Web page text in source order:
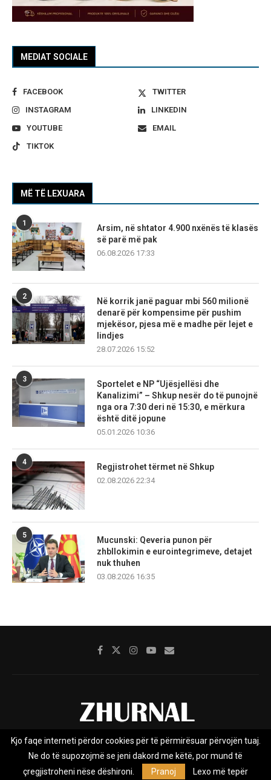
MEDIAT SOCIALE
FACEBOOK
TWITTER
INSTAGRAM
LINKEDIN
YOUTUBE
EMAIL
TIKTOK
MË TË LEXUARA
1
Arsim, në shtator 4.900 nxënës të klasës
së parë më pak
06.08.2026 17:33
2
Në korrik janë paguar mbi 560 milionë
denarë për kompensime për pushim
mjekësor, pjesa më e madhe për lejet e
lindjes
28.07.2026 15:52
3
Sportelet e NP “Ujësjellësi dhe
Kanalizimi” – Shkup nesër do të punojnë
nga ora 7:30 deri në 15:30, e mërkura
është ditë jopune
05.01.2026 10:36
4
Regjistrohet tërmet në Shkup
02.08.2026 22:34
5
Mucunski: Qeveria punon për
zhbllokimin e eurointegrimeve, detajet
nuk thuhen
03.08.2026 16:35
Rreth nesh Impresumi Marketing
Privacy Policy
Kjo faqe interneti përdor cookies për të përmirësuar përvojën tuaj.
Ne do të supozojmë se jeni dakord me këtë, por mund të
çregjistroheni nëse dëshironi.
Pranoj Lexo më tepër